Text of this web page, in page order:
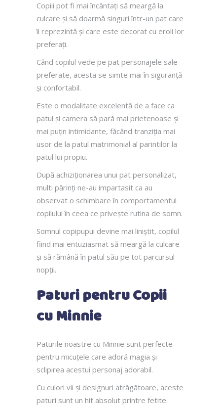
Copiii pot fi mai încântați să meargă la
culcare și să doarmă singuri într-un pat care
îi reprezintă și care este decorat cu eroii lor
preferați.
Când copilul vede pe pat personajele sale
preferate, acesta se simte mai în siguranță
și confortabil.
Este o modalitate excelentă de a face ca
patul și camera să pară mai prietenoase și
mai puțin intimidante, făcând tranziția mai
usor de la patul matrimonial al parintilor la
patul lui propiu.
După achiziționarea unui pat personalizat,
multi părinți ne-au impartasit ca au
observat o schimbare în comportamentul
copilului în ceea ce privește rutina de somn.
Somnul copipupui devine mai liniștit, copilul
fiind mai entuziasmat să meargă la culcare
și să rămână în patul său pe tot parcursul
nopții.
Paturi pentru Copii
cu Minnie
Paturile noastre cu Minnie sunt perfecte
pentru micuțele care adoră magia și
sclipirea acestui personaj adorabil.
Cu culori vii și designuri atrăgătoare, aceste
paturi sunt un hit absolut printre fetite.